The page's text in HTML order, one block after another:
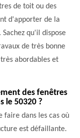
de toit ou des
d'apporter de la
qu'il dispose
de très bonne
abordables et
des fenêtres
le 50320 ?
faire dans les cas où
est défaillante.